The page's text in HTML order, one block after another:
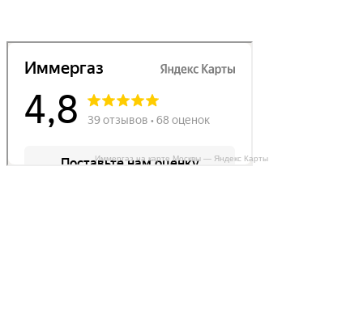
Иммергаз на карте Москвы — Яндекс Карты